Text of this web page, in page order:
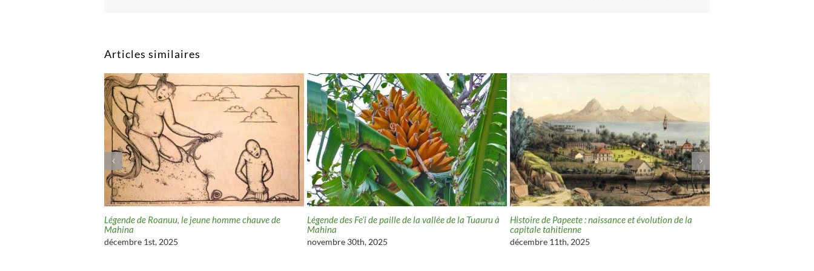
Articles similaires
Légende de Roanuu, le jeune homme chauve de
Mahina
décembre 1st, 2025
Légende des Fe’i de paille de la vallée de la Tuauru à
Mahina
novembre 30th, 2025
Histoire de Papeete : naissance et évolution de la
capitale tahitienne
décembre 11th, 2025